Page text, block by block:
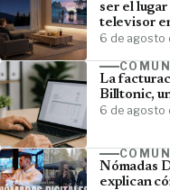
ser el
televisor
6 de agosto
La
Billtonic,
6 de agosto
Nómadas
explican